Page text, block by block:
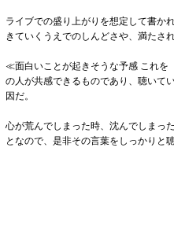
ライブでの盛り上がりを想定して書か
きていくうえでのしんどさや、満たさ
≪面白いことが起きそうな予感 これを
の人が共感できるものであり、聴いて
因だ。
心が荒んでしまった時、沈んでしまっ
となので、是非その言葉をしっかりと